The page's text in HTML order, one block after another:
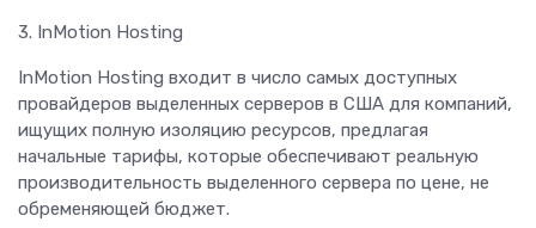
3. InMotion Hosting
InMotion Hosting входит в число самых доступных
провайдеров выделенных серверов в США для компаний,
ищущих полную изоляцию ресурсов, предлагая
начальные тарифы, которые обеспечивают реальную
производительность выделенного сервера по цене, не
обременяющей бюджет.